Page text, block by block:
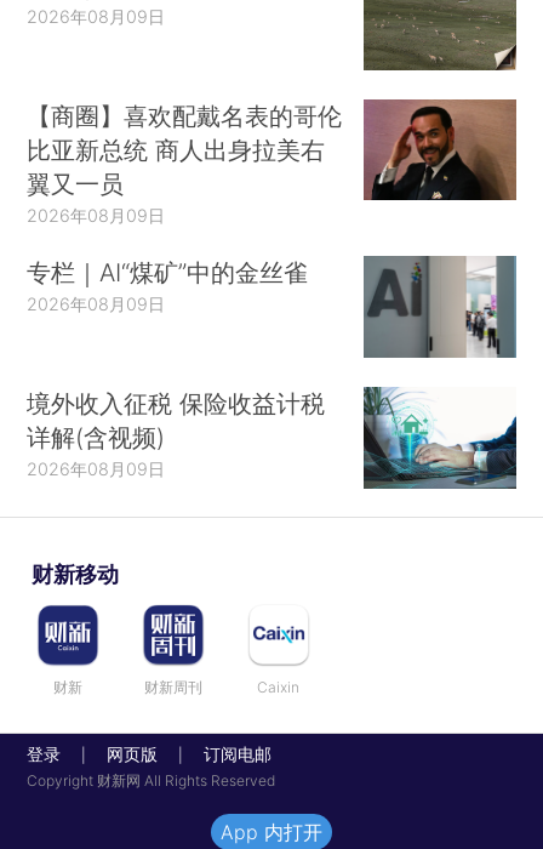
2026年08月09日
【商圈】喜欢配戴名表的哥伦
比亚新总统 商人出身拉美右
翼又一员
2026年08月09日
专栏｜AI“煤矿”中的金丝雀
2026年08月09日
境外收入征税 保险收益计税
详解(含视频)
2026年08月09日
财新移动
财新 财新周刊 Caixin
登录 网页版 订阅电邮
Copyright 财新网 All Rights Reserved
App 内打开